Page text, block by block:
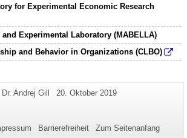
for Experimental Economic Research
Experimental Laboratory (MABELLA)
and Behavior in Organizations (CLBO)
Zusätzliche
dieser
Andrej Gill
Letzte
20. Oktober 2019
Barrierefreiheit Zum Seitenanfang